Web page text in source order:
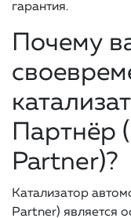
гарантия.
Почему
Партнёр
Partner)?
Катализатор
Partner) является